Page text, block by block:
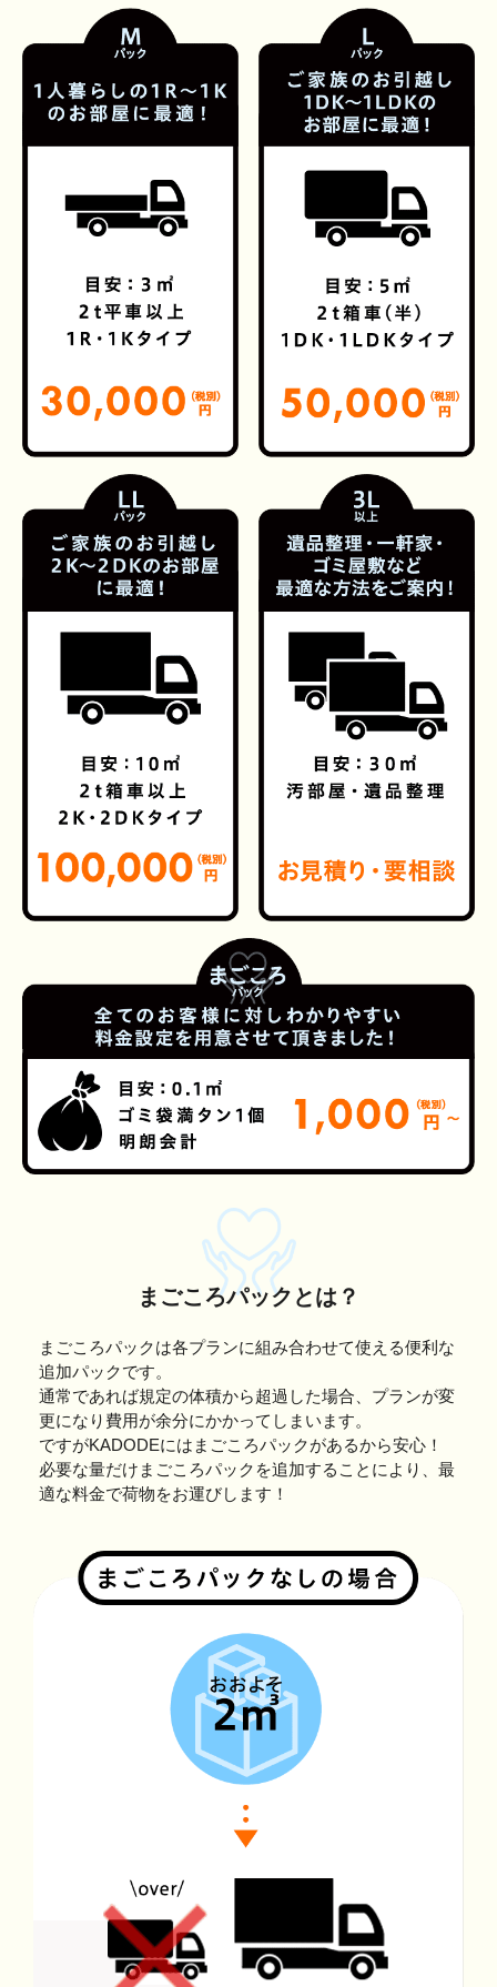
まごころパックとは？
まごころパックは各プランに組み合わせて使える便利な
追加パックです。
通常であれば規定の体積から超過した場合、プランが変
更になり費用が余分にかかってしまいます。
ですがKADODEにはまごころパックがあるから安心！
必要な量だけまごころパックを追加することにより、最
適な料金で荷物をお運びします！